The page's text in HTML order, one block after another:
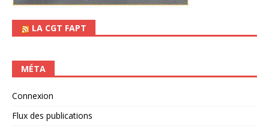
LA CGT FAPT
MÉTA
Connexion
Flux des publications